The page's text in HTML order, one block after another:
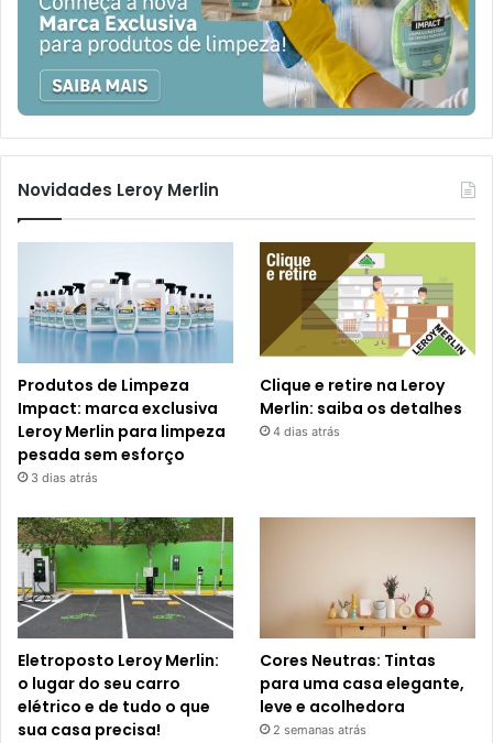
Novidades Leroy Merlin
Produtos de Limpeza
Impact: marca exclusiva
Leroy Merlin para limpeza
pesada sem esforço
3 dias atrás
Clique e retire na Leroy
Merlin: saiba os detalhes
4 dias atrás
Eletroposto Leroy Merlin:
o lugar do seu carro
elétrico e de tudo o que
sua casa precisa!
Cores Neutras: Tintas
para uma casa elegante,
leve e acolhedora
2 semanas atrás